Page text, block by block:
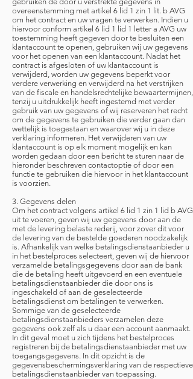
overeenstemming met artikel 6 lid 1 zin 1 lit. b AVG
om het contract en uw vragen te verwerken. Indien u
hiervoor conform artikel 6 lid 1 lid 1 letter a AVG uw
toestemming heeft gegeven door te besluiten een
klantaccount te openen, gebruiken wij uw gegevens
voor het openen van een klantaccount. Nadat het
contract is afgesloten of uw klantaccount is
verwijderd, worden uw gegevens beperkt voor
verdere verwerking en verwijderd na het verstrijken
van de fiscale en handelsrechtelijke bewaartermijnen,
tenzij u uitdrukkelijk heeft ingestemd met verder
gebruik van uw gegevens of wij reserveren het recht
om de gegevens te gebruiken die verder gaan dan
wettelijk is toegestaan en waarover wij u in deze
verklaring informeren. Het verwijderen van uw
klantaccount is op elk moment mogelijk en kan
worden gedaan door een bericht te sturen naar de
hieronder beschreven contactoptie of door een
functie te gebruiken die hiervoor in het klantaccount
is voorzien.
3. Gegevens delen
Om het contract volgens artikel 6 lid 1 zin 1 lid b AVG
uit te voeren, geven wij uw gegevens door aan de
met de levering belaste rederij, voor zover dit voor
de levering van de bestelde goederen noodzakelijk
is. Afhankelijk van welke betalingsdienstaanbieder u
in het bestelproces selecteert, geven wij de hiervoor
verzamelde betalingsgegevens door aan de bank
die de betaling heeft uitgevoerd en een eventuele
betalingsdienstaanbieder die door ons is
ingeschakeld of aan de geselecteerde
betalingsdienst om betalingen te verwerken.
Sommige van de geselecteerde
betalingsdienstaanbieders verzamelen deze
gegevens ook zelf als u daar een account aanmaakt.
In dit geval moet u zich tijdens het bestelproces
registreren bij de betalingsdienstaanbieder met uw
toegangsgegevens. In dit opzicht is de
gegevensbeschermingsverklaring van de respectieve
betalingsdienstaanbieder van toepassing.